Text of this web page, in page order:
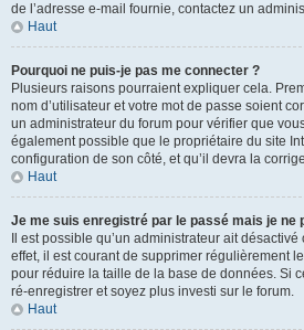
de l’adresse e-mail fournie, contactez un
Haut
Pourquoi ne puis-je pas me connecter ?
Plusieurs raisons pourraient expliquer cela.
nom d’utilisateur et votre mot de passe soient
un administrateur du forum pour vérifier que
également possible que le propriétaire du site
configuration de son côté, et qu’il devra la
Haut
Je me suis enregistré par le passé mais je ne
Il est possible qu’un administrateur ait
effet, il est courant de supprimer régulièrement
pour réduire la taille de la base de données. Si
ré-enregistrer et soyez plus investi sur le forum.
Haut